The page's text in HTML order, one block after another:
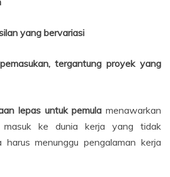
yang bervariasi
tergantung proyek yang
lepas untuk pemula menawarkan
ke dunia kerja yang tidak
harus menunggu pengalaman kerja